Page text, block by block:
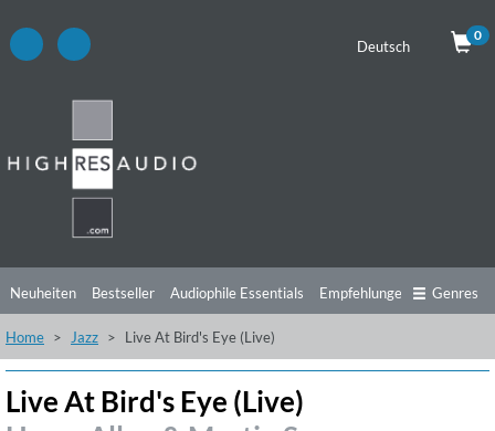
Deutsch
0
Neuheiten Bestseller Audiophile Essentials Empfehlungen
Hörtipps Top Alben Angebote Preorder
Genres
Home Jazz Live At Bird's Eye (Live)
Live At Bird's Eye (Live)